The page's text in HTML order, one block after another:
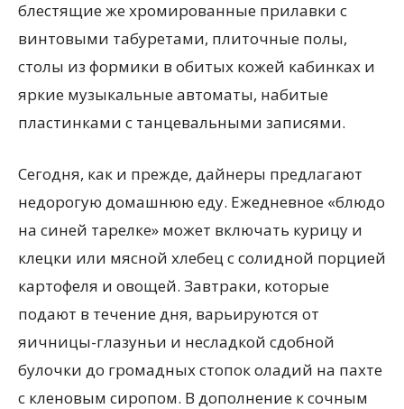
блестящие же хромированные прилавки с
винтовыми табуретами, плиточные полы,
столы из формики в обитых кожей кабинках и
яркие музыкальные автоматы, набитые
пластинками с танцевальными записями.
Сегодня, как и прежде, дайнеры предлагают
недорогую домашнюю еду. Ежедневное «блюдо
на синей тарелке» может включать курицу и
клецки или мясной хлебец с солидной порцией
картофеля и овощей. Завтраки, которые
подают в течение дня, варьируются от
яичницы-глазуньи и несладкой сдобной
булочки до громадных стопок оладий на пахте
с кленовым сиропом. В дополнение к сочным